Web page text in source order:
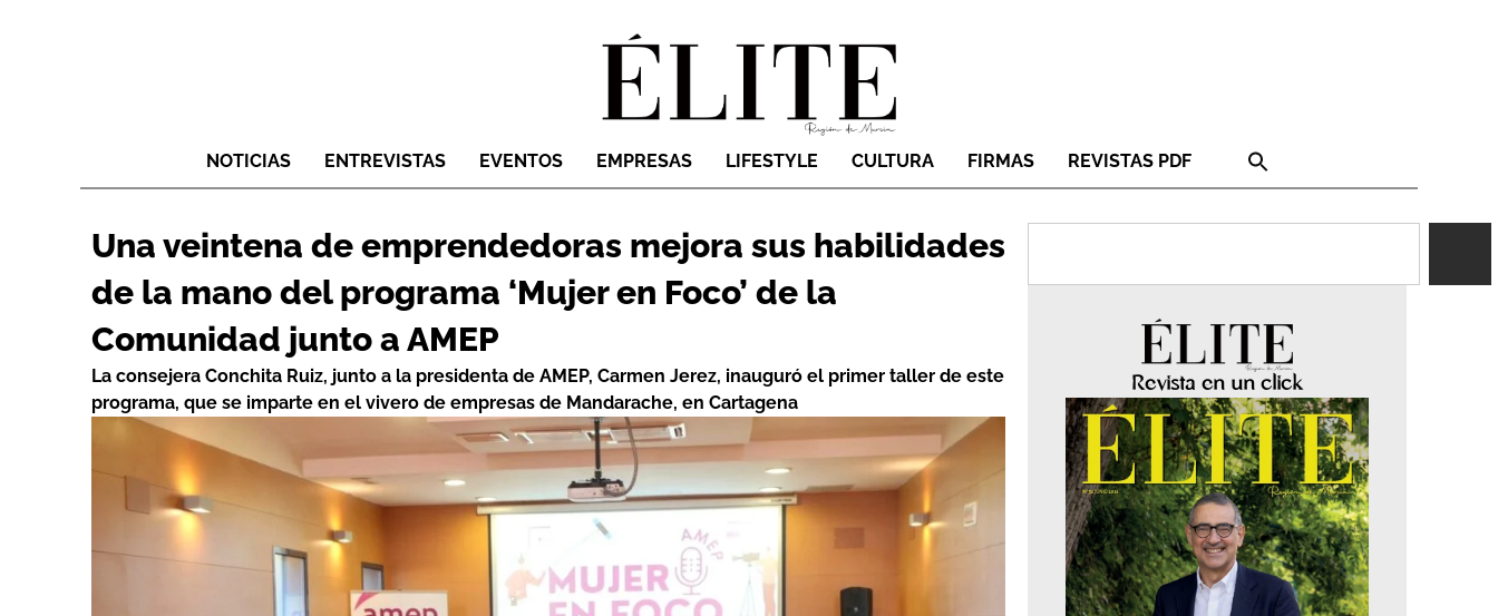
NOTICIAS ENTREVISTAS EVENTOS EMPRESAS LIFESTYLE CULTURA FIRMAS REVISTAS PDF
Una veintena de emprendedoras mejora sus habilidades
de la mano del programa ‘Mujer en Foco’ de la
Comunidad junto a AMEP
La consejera Conchita Ruiz, junto a la presidenta de AMEP, Carmen Jerez, inauguró el primer taller de este
programa, que se imparte en el vivero de empresas de Mandarache, en Cartagena
Revista en un click